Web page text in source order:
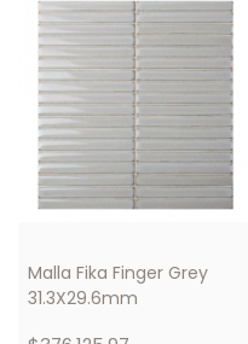
Malla Fika Finger Grey
31.3X29.6mm